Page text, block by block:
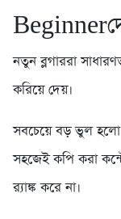
নতুন ব্লগাররা
করিয়ে দেয়।
সবচেয়ে বড় ভুল
সহজেই কপি করা
র‍্যাঙ্ক করে না।